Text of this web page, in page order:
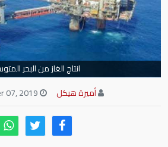
انتاج الغاز من البحر
أميرة هيكل